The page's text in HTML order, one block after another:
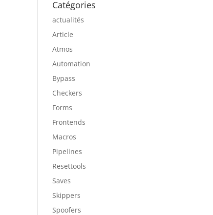
Catégories
actualités
Article
Atmos
Automation
Bypass
Checkers
Forms
Frontends
Macros
Pipelines
Resettools
Saves
Skippers
Spoofers